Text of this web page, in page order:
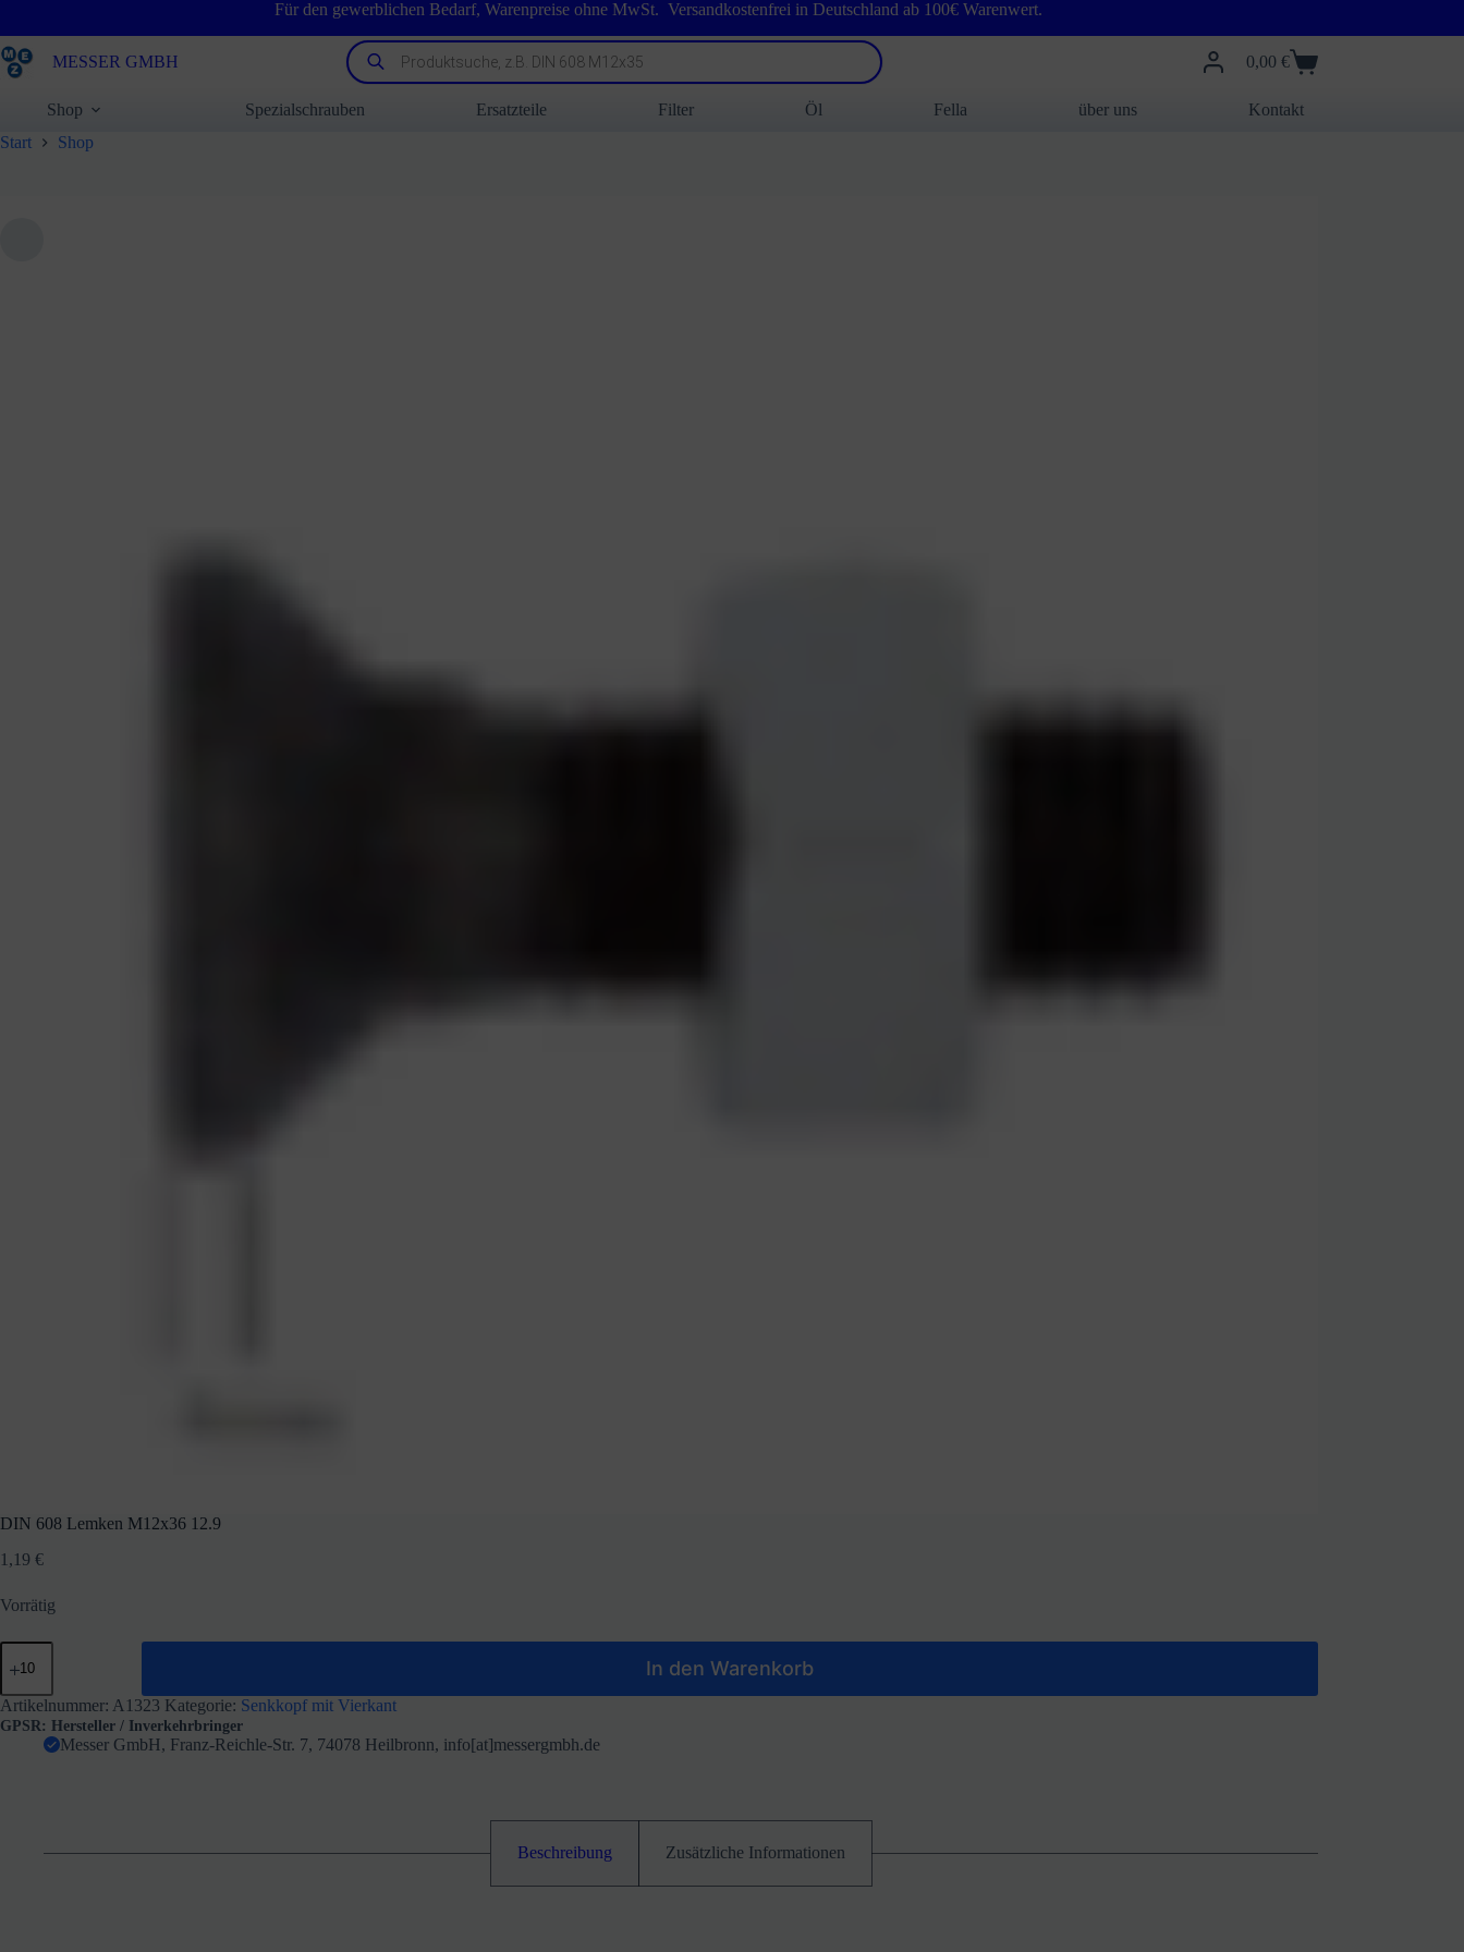
springen
Für den gewerblichen Bedarf, Warenpreise ohne MwSt. Versandkostenfrei in Deutschland ab 100€ Warenwert.
MESSER GMBH
Products
search
Warenkorb
0,00 €
Shop Spezialschrauben Ersatzteile Filter Öl Fella über uns
Kontakt
Start
Shop
DIN 608 Lemken M12x36 12.9
1,19 €
Vorrätig
DIN
608
M12x36
12.9
Menge
In den Warenkorb
Artikelnummer: A1323 Kategorie: Senkkopf mit Vierkant
GPSR: Hersteller / Inverkehrbringer
Messer GmbH, Franz-Reichle-Str. 7, 74078 Heilbronn, info[at]messergmbh.de
Beschreibung Zusätzliche Informationen